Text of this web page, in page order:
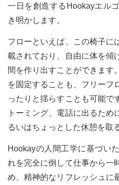
一日を創造するHookayエル
き明かします。
フローといえば、この椅子に
載されており、自由に体を傾
間を作り出すことができます
を固定することも、フリーフ
ったりと揺らすことも可能で
トーミング、電話に出るた
るいはちょっとした休憩を取
Hookayの人間工学に基づい
れを完全に倒して仕事から一
め、精神的なリフレッシュに